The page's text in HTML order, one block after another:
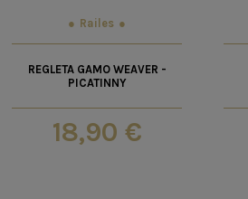
Railes
REGLETA GAMO WEAVER -
PICATINNY
18,90 €